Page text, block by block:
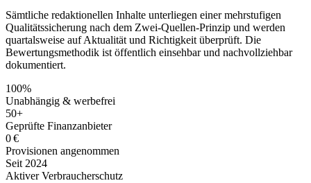
Sämtliche redaktionellen Inhalte unterliegen einer mehrstufigen
Qualitätssicherung nach dem Zwei-Quellen-Prinzip und werden
quartalsweise auf Aktualität und Richtigkeit überprüft. Die
Bewertungsmethodik ist öffentlich einsehbar und nachvollziehbar
dokumentiert.
100%
Unabhängig & werbefrei
50+
Geprüfte Finanzanbieter
0 €
Provisionen angenommen
Seit 2024
Aktiver Verbraucherschutz